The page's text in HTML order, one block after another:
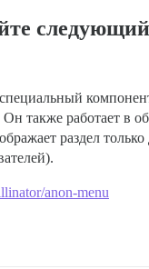
Он также работает в
раздел только
anon-menu